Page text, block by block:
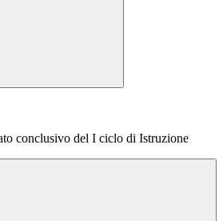
conclusivo del I ciclo di Istruzione